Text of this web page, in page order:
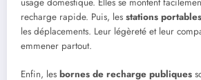
usage domestique. Elles se montent
recharge rapide. Puis, les stations portables
les déplacements. Leur légèreté et leur
emmener partout.
Enfin, les bornes de recharge publiques